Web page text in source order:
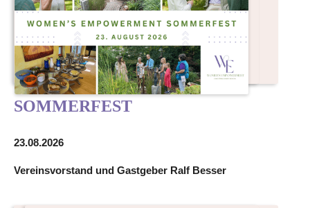
SOMMERFEST
23.08.2026
Vereinsvorstand und Gastgeber Ralf Besser